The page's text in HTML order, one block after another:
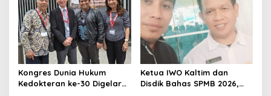
s
i
p
o
s
Kongres Dunia Hukum
Kedokteran ke-30 Digelar
Ketua IWO Kaltim dan
Disdik Bahas SPMB 2026,